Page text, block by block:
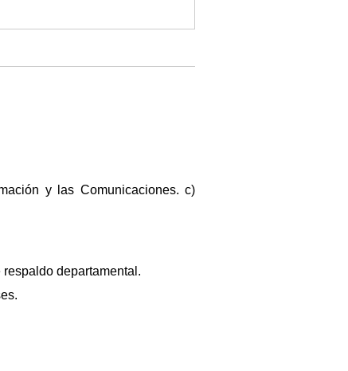
y las Comunicaciones. c)
departamental.